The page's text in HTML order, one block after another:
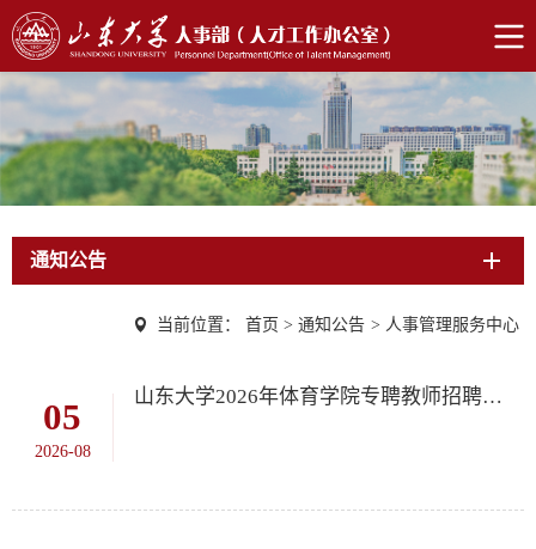
通知公告
当前位置： 首页 > 通知公告 > 人事管理服务中心
05
2026-08
山东大学2026年体育学院专聘教师招聘公告